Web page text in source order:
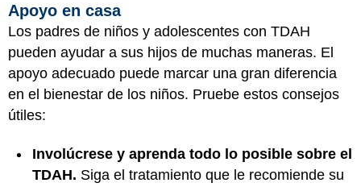
Apoyo en casa
Los padres de niños y adolescentes con TDAH
pueden ayudar a sus hijos de muchas maneras. El
apoyo adecuado puede marcar una gran diferencia
en el bienestar de los niños. Pruebe estos consejos
útiles:
Involúcrese y aprenda todo lo posible sobre el
TDAH. Siga el tratamiento que le recomiende su